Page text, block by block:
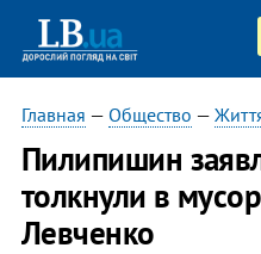
Главная — Общество —
Пилипишин
толкнули в
Левченко